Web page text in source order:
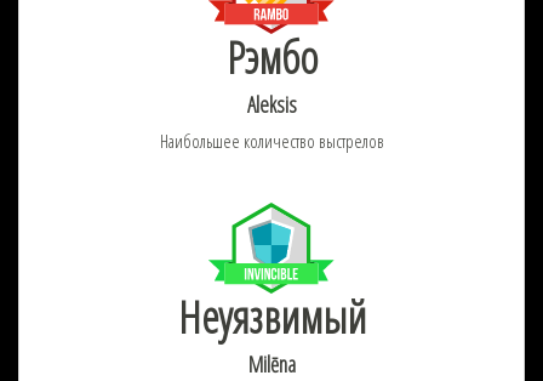
Рэмбо
Aleksis
Наибольшее количество выстрелов
Неуязвимый
Milēna